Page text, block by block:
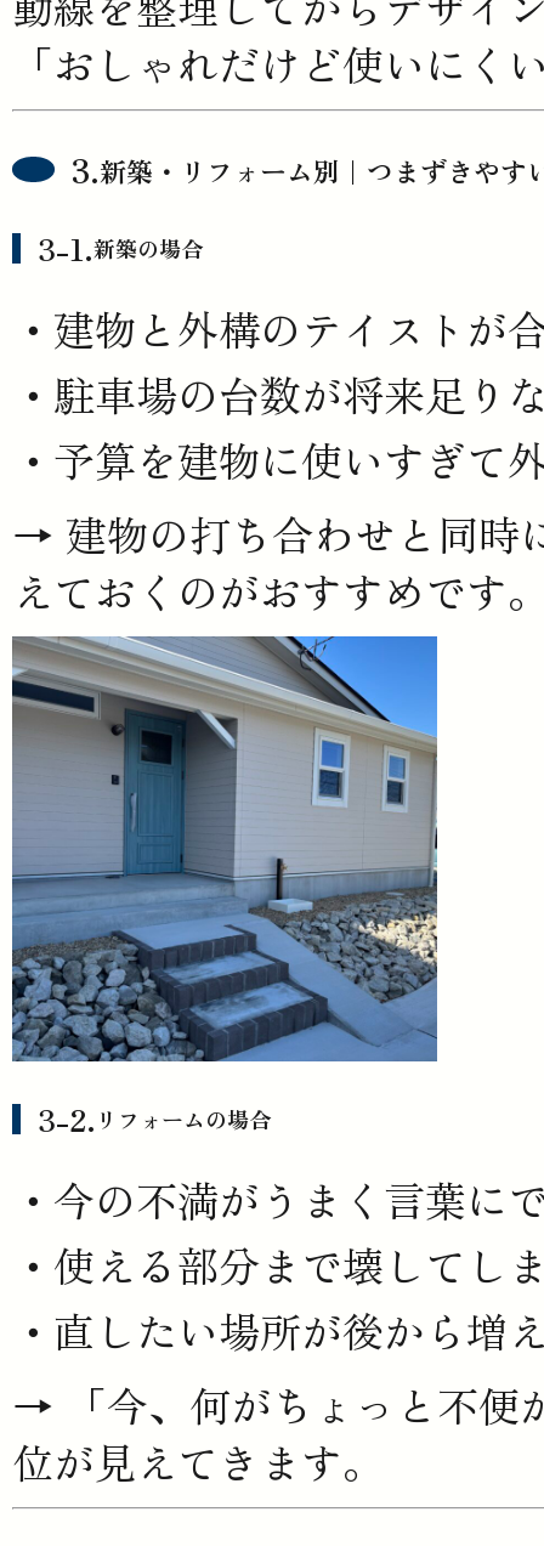
「おしゃれだけど使いにく
新築・リフォーム別｜つまずきやす
新築の場合
建物と外構のテイストが
駐車場の台数が将来足り
予算を建物に使いすぎて
→ 建物の打ち合わせと同時
えておくのがおすすめです
リフォームの場合
今の不満がうまく言葉に
使える部分まで壊してし
直したい場所が後から増
→ 「今、何がちょっと不便
位が見えてきます。